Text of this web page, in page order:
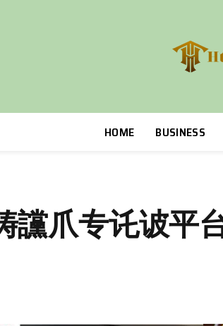
HOME BUSINESS
讜爪专讬诐平